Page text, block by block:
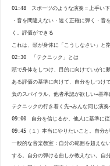
01:48 スポーツのような演奏＝上手い下
・音を間違えない・速く正確に弾く・
く。評価ができる
これは、頭が身体に「こうしなさい」と
02:30 「テクニック」とは
頭で身体をしつけ、目的に向けていがに
ある評価の基準に向けて、自分をしつけ
負のスパイラル。他者承認が欲しい→基
テクニックの行き着く先→みんな同じ演
09:00 自分を信じるか、他人に基準に
09:45（１）本当にやりたいこと。自分
一般的な音楽教室：自分の範囲を超えな
する。自分の弾ける曲しか教えない。自